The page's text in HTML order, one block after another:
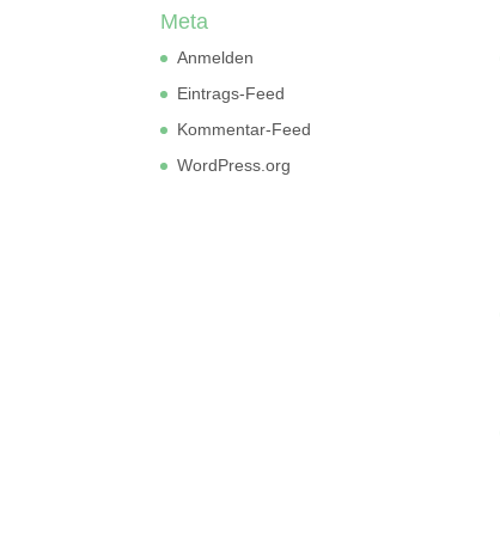
Meta
Anmelden
Eintrags-Feed
Kommentar-Feed
WordPress.org